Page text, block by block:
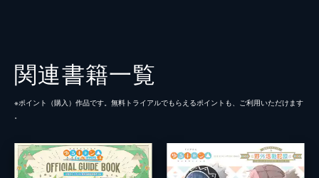
関連書籍一覧
※ポイント（購⼊）作品です。無料トライアルでもらえるポイントも、ご利⽤いただけます